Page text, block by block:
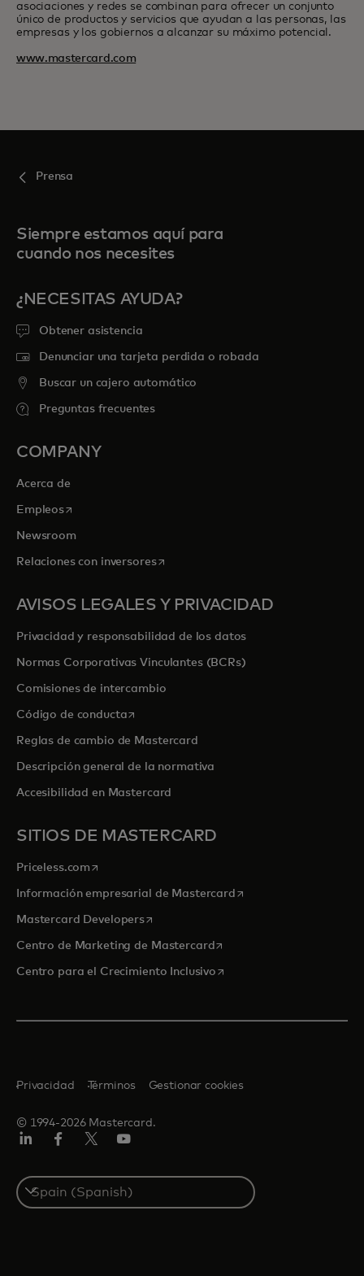
asociaciones y redes se combinan para ofrecer un conjunto
único de productos y servicios que ayudan a las personas, las
empresas y los gobiernos a alcanzar su máximo potencial.
www.mastercard.com
Prensa
Siempre estamos aquí para
cuando nos necesites
¿NECESITAS AYUDA?
Obtener asistencia
Denunciar una tarjeta perdida o robada
Buscar un cajero automático
Preguntas frecuentes
COMPANY
Acerca de
Empleosse abre en una pestaña nueva
Newsroom
Relaciones con inversoresse abre en una pestaña nueva
AVISOS LEGALES Y PRIVACIDAD
Privacidad y responsabilidad de los datos
Normas Corporativas Vinculantes (BCRs)
Comisiones de intercambio
Código de conductase abre en una pestaña nueva
Reglas de cambio de Mastercard
Descripción general de la normativa
Accesibilidad en Mastercard
SITIOS DE MASTERCARD
Priceless.com se abre en una pestaña nueva
Información empresarial de Mastercardse abre en una pestaña
Mastercard Developersse abre en una pestaña nueva
Centro de Marketing de Mastercardse abre en una pestaña
Centro para el Crecimiento Inclusivose abre en una pestaña
© 1994-2026 Mastercard.
Privacidad Términos Gestionar cookies
Select
a
country